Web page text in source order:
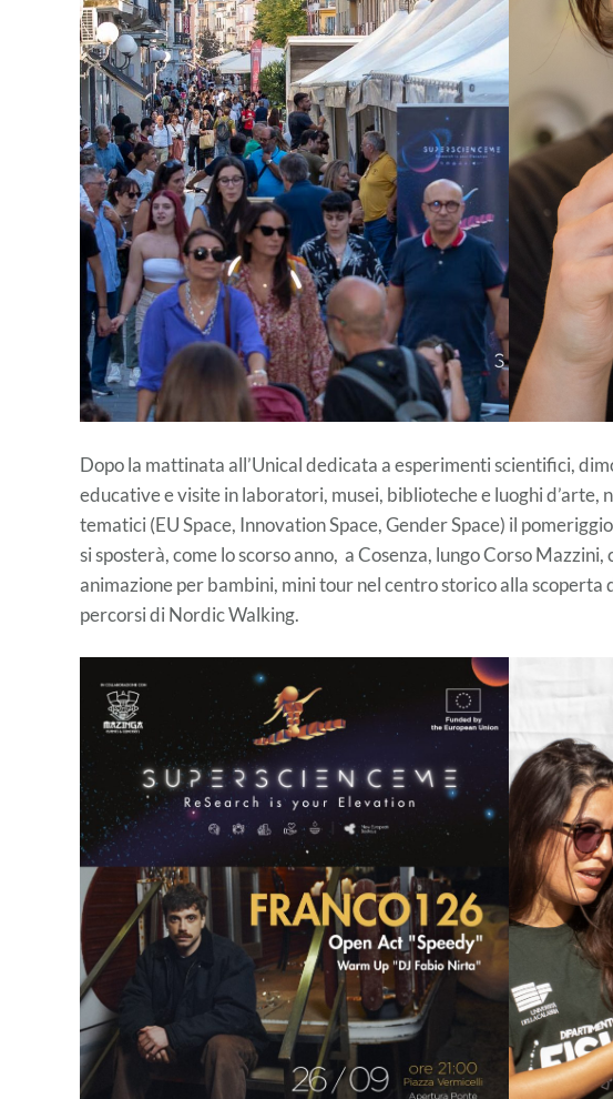
Dopo la mattinata all’Unical dedicata a esperimenti scientifici,
educative e visite in laboratori, musei, biblioteche e luoghi d’arte,
tematici (EU Space, Innovation Space, Gender Space) il
si sposterà, come lo scorso anno, a Cosenza, lungo Corso
animazione per bambini, mini tour nel centro storico alla
percorsi di Nordic Walking.